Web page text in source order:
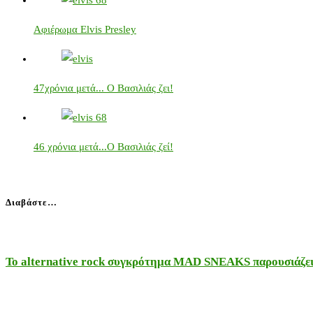
Αφιέρωμα Elvis Presley
47χρόνια μετά... Ο Βασιλιάς ζει!
46 χρόνια μετά...Ο Βασιλιάς ζεί!
Διαβάστε…
Το alternative rock συγκρότημα MAD SNEAKS